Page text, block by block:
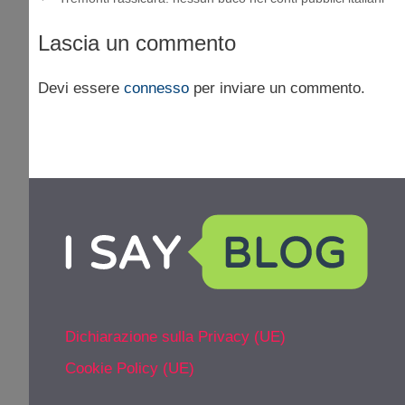
Lascia un commento
Devi essere connesso per inviare un commento.
Dichiarazione sulla Privacy (UE)
Cookie Policy (UE)